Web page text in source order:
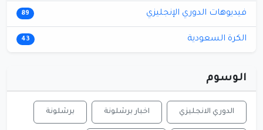
فيديوهات الدوري الإنجليزي 89
الكرة السعودية 43
الوسوم
الدوري الانجليزي اخبار برشلونة برشلونة